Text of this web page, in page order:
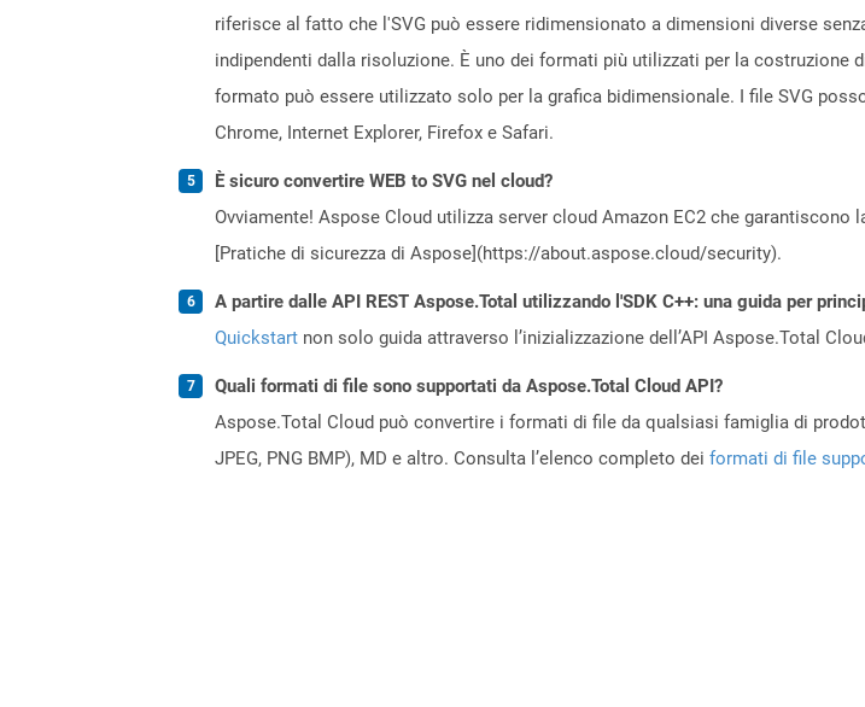
riferisce al fatto che l'SVG può essere ridimensionato a dimensioni diverse
indipendenti dalla risoluzione. È uno dei formati più utilizzati per la costruzione
formato può essere utilizzato solo per la grafica bidimensionale. I file SVG
Chrome, Internet Explorer, Firefox e Safari.
È sicuro convertire WEB to SVG nel cloud?
Ovviamente! Aspose Cloud utilizza server cloud Amazon EC2 che
[Pratiche di sicurezza di Aspose](https://about.aspose.cloud/security).
A partire dalle API REST Aspose.Total utilizzando l'SDK C++: una guida per
Quickstart non solo guida attraverso l’inizializzazione dell’API Aspose.Total
Quali formati di file sono supportati da Aspose.Total Cloud API?
Aspose.Total Cloud può convertire i formati di file da qualsiasi famiglia di
JPEG, PNG BMP), MD e altro. Consulta l’elenco completo dei formati di file